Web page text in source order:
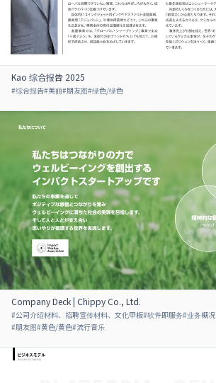
Kao 综合报告 2025
#综合报告#美丽#朋友图#绿色/绿色
Company Deck | Chippy Co., Ltd.
#公司介绍材料、招聘宣传材料、文化甲板#软件即服务#业务概况
#朋友图#黄色/黄色#流行音乐